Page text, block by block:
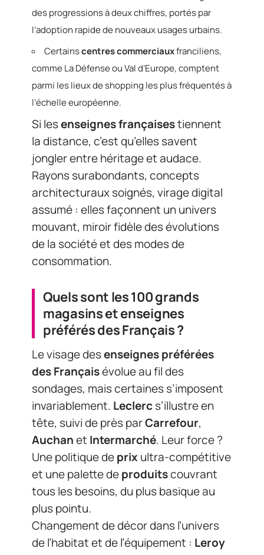
des progressions à deux chiffres, portés par
l’adoption rapide de nouveaux usages urbains.
Certainscentres commerciauxfranciliens,
comme La Défense ou Val d’Europe, comptent
parmi les lieux de shopping les plus fréquentés à
l’échelle européenne.
Si lesenseignes françaisestiennent
la distance, c’est qu’elles savent
jongler entre héritage et audace.
Rayons surabondants, concepts
architecturaux soignés, virage digital
assumé : elles façonnent un univers
mouvant, miroir fidèle des évolutions
de la société et des modes de
consommation.
Quels sont les 100 grands
magasins et enseignes
préférés des Français ?
Le visage desenseignes préférées
des Françaisévolue au fil des
sondages, mais certaines s’imposent
invariablement. Leclercs’illustre en
tête, suivi de près parCarrefour,
Auchanet Intermarché. Leur force ?
Une politique deprix ultra-compétitive
et une palette deproduitscouvrant
tous les besoins, du plus basique au
plus pointu.
Changement de décor dans l’univers
de l’habitat et de l’équipement : Leroy